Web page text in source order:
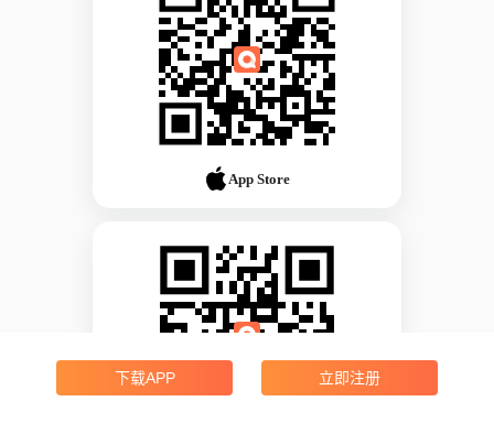
App Store
下载APP 立即注册